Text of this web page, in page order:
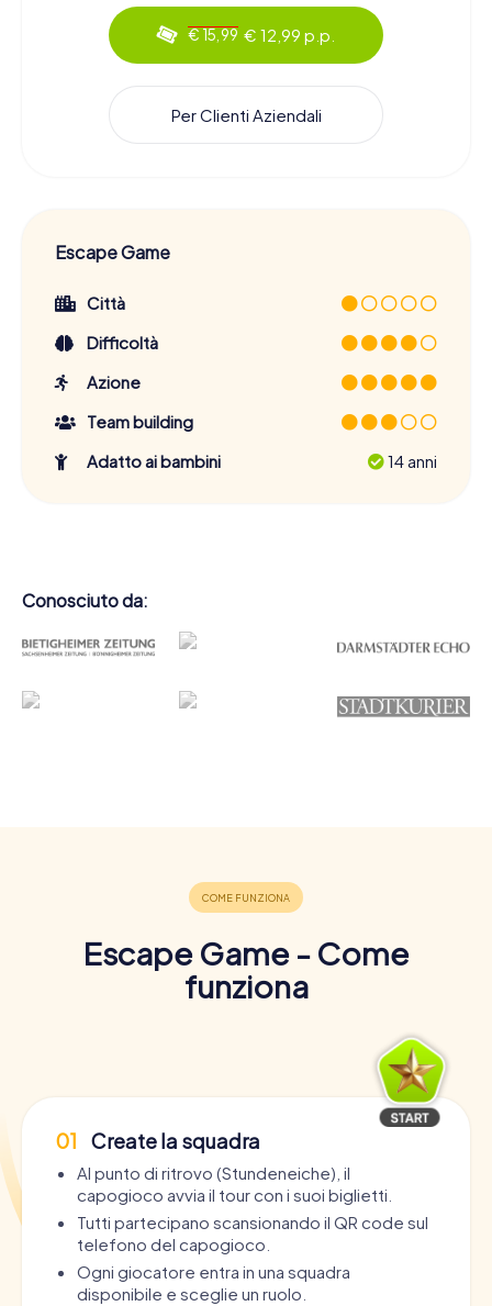
€ 15,99 € 12,99 p.p.
Per Clienti Aziendali
Escape Game
Città
Difficoltà
Azione
Team building
Adatto ai bambini
14 anni
Conosciuto da:
Escape Game - Come
funziona
01 Create la squadra
Al punto di ritrovo (Stundeneiche), il
capogioco avvia il tour con i suoi biglietti.
Tutti partecipano scansionando il QR code sul
telefono del capogioco.
Ogni giocatore entra in una squadra
disponibile e sceglie un ruolo.